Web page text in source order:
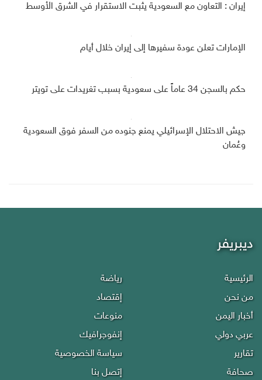
إيران : التعاون مع السعودية يثبت الاستقرار في الشرق الأوسط
الإمارات تعلن عودة سفيرها إلى إيران خلال أيام
حكم بالسجن 34 عاماً على سعودية بسبب تغريدات على تويتر
جيش الاحتلال الإسرائيلي يمنع جنوده من السفر فوق السعودية
وعُمان
ديبريفر
الرئيسية
من نحن
أخبار اليمن
عربي دولي
تقارير
صحافة
رياضة
إقتصاد
منوعات
إنفوجرافيك
سياسة الخصوصية
إتصل بنا